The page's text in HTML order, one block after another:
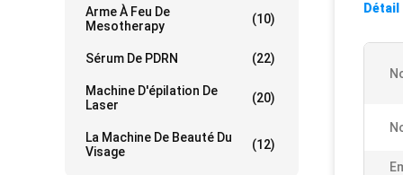
Arme À Feu De
Mesotherapy
(10)
Sérum De PDRN (22)
Machine D'épilation De
Laser
(20)
La Machine De Beauté Du
Visage
(12)